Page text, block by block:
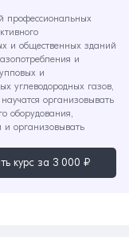
профессиональных
и общественных зданий
и
и
углеводородных газов,
организовывать
оборудования,
и организовывать
курс за 3 000 ₽